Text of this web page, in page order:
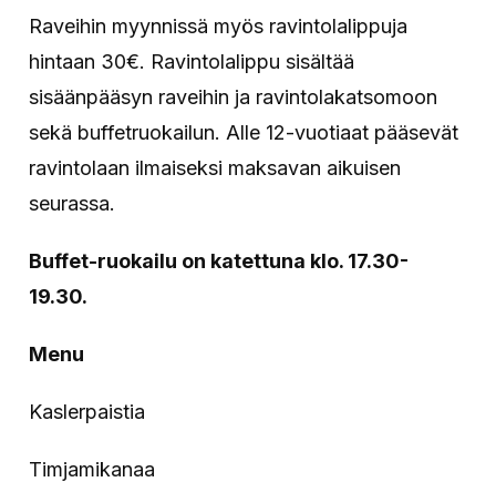
Raveihin myynnissä myös ravintolalippuja
hintaan 30€. Ravintolalippu sisältää
sisäänpääsyn raveihin ja ravintolakatsomoon
sekä buffetruokailun. Alle 12-vuotiaat pääsevät
ravintolaan ilmaiseksi maksavan aikuisen
seurassa.
Buffet-ruokailu on katettuna klo. 17.30-
19.30.
Menu
Kaslerpaistia
Timjamikanaa